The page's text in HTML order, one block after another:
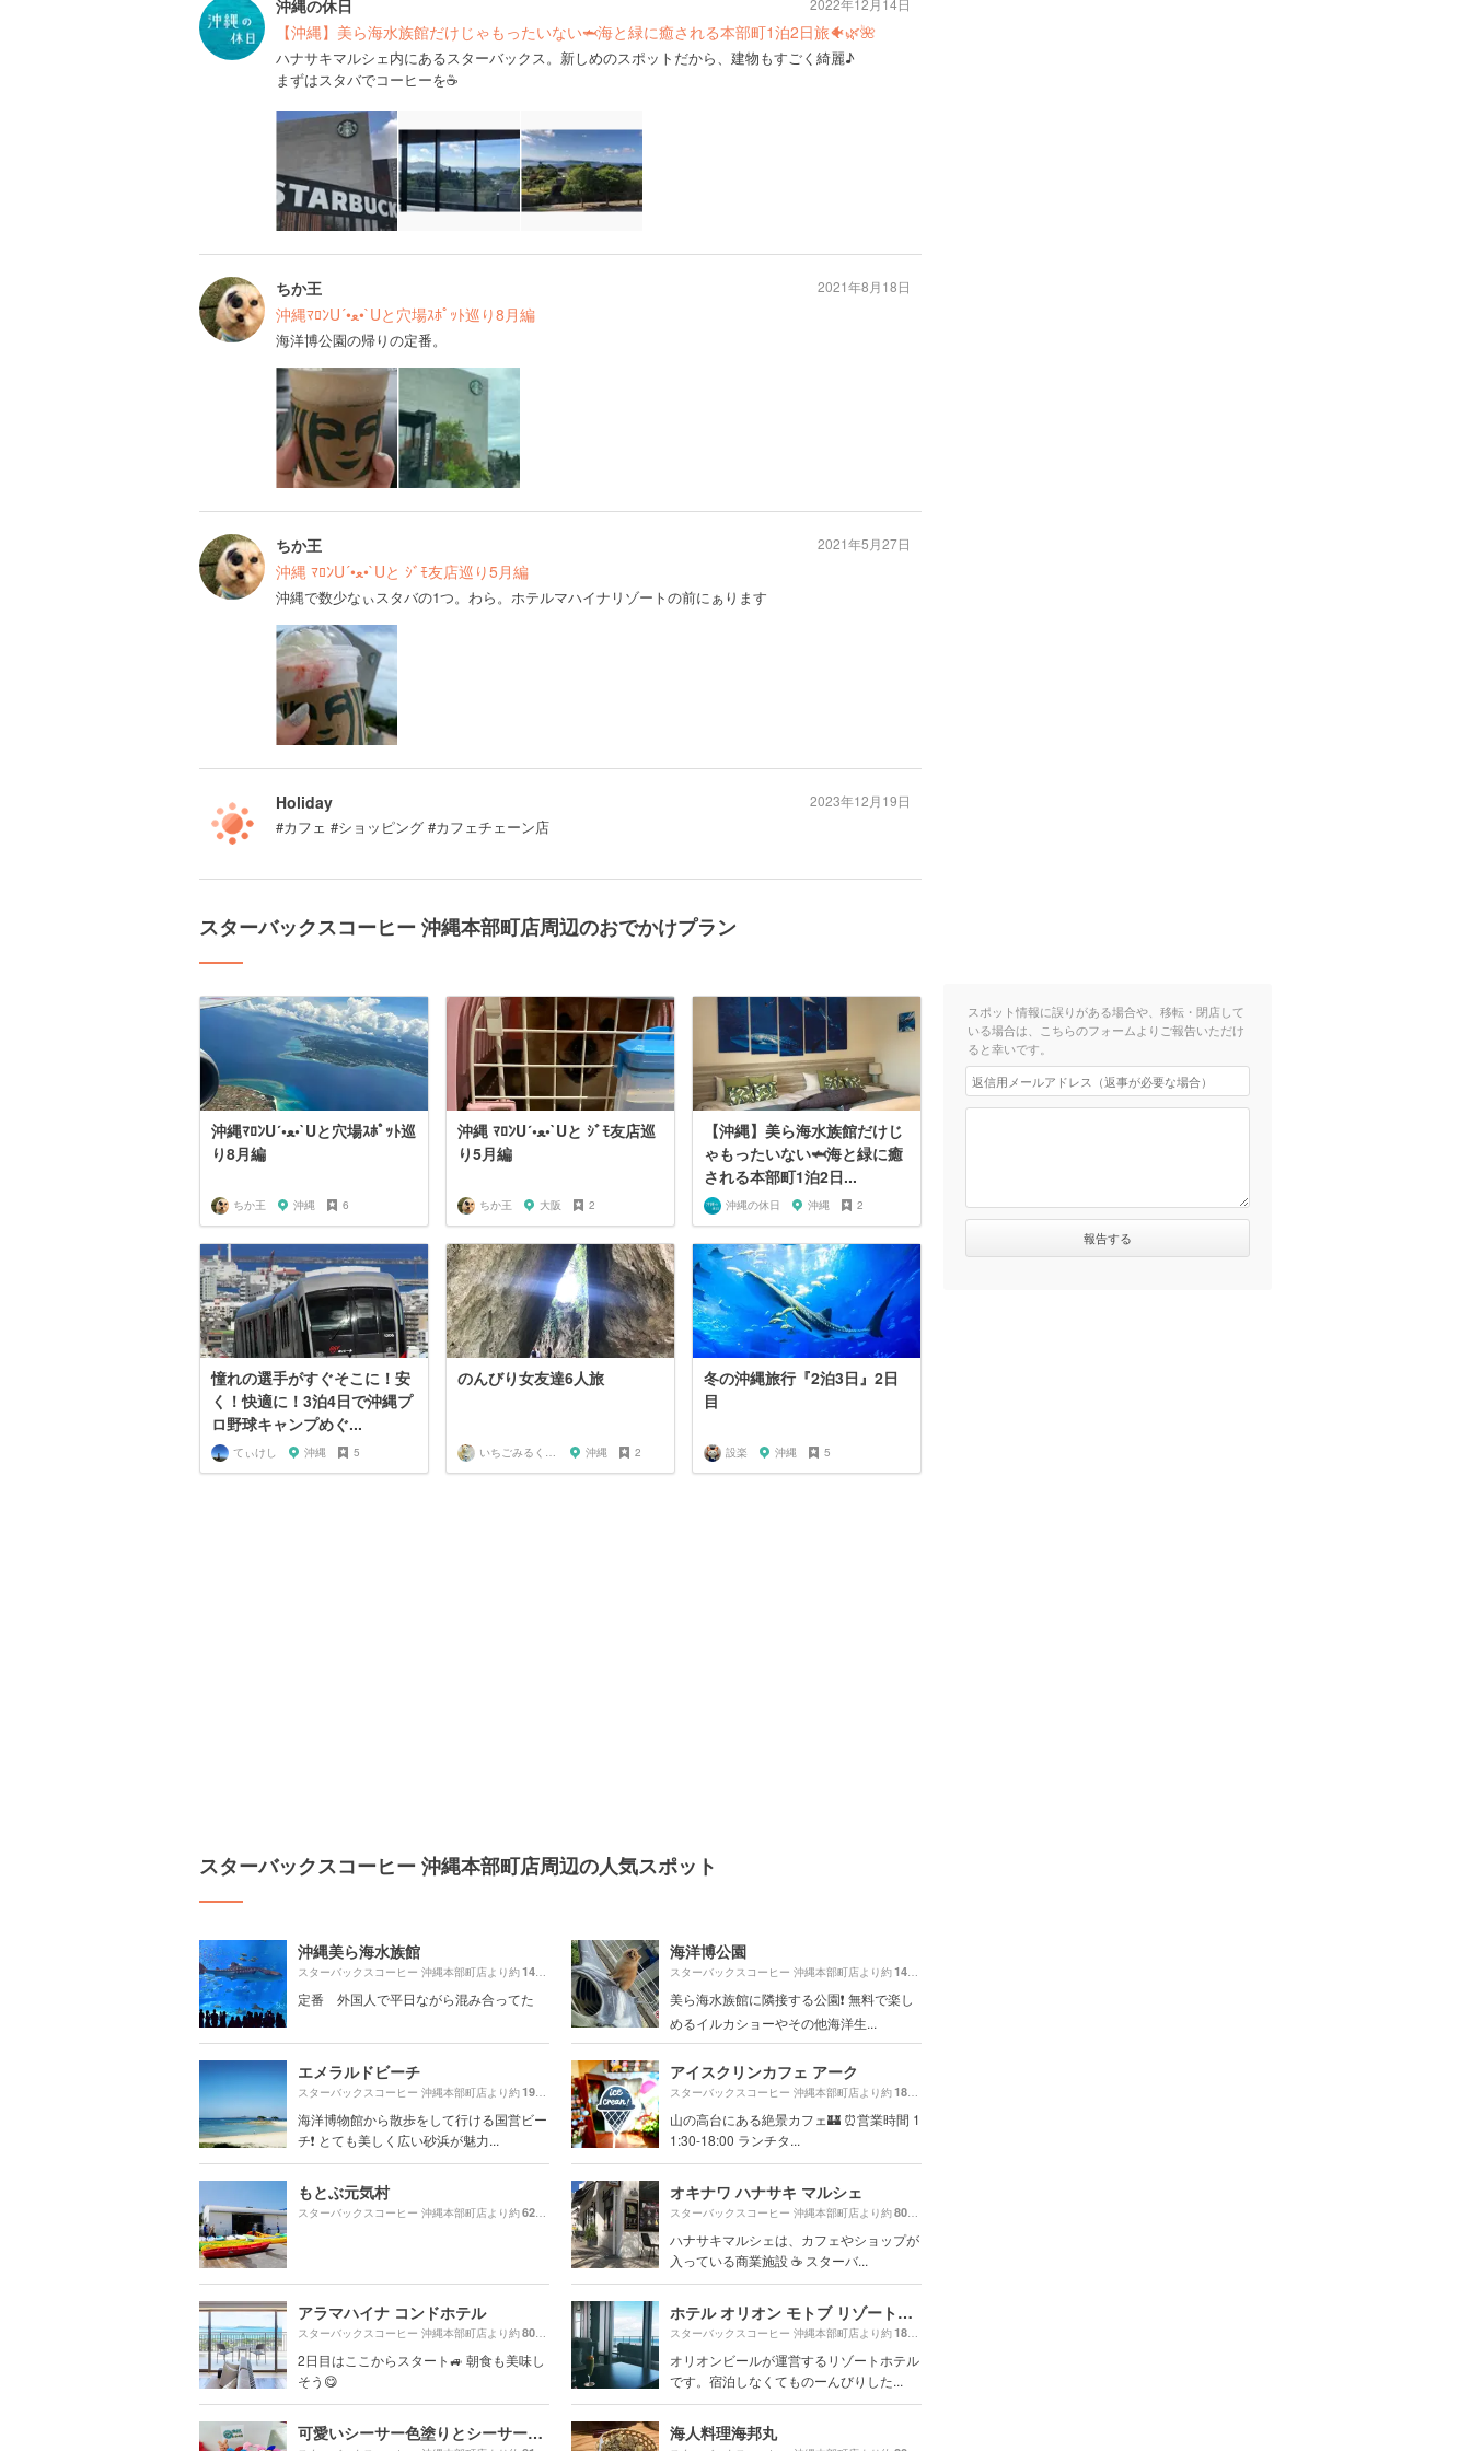
沖縄の休日
【沖縄】美ら海水族館だけじゃもったいない🦈海と緑に癒される本部町1泊2日旅🐠🌿🌺
ハナサキマルシェ内にあるスターバックス。新しめのスポットだから、建物もすごく綺麗♪
まずはスタバでコーヒーを☕️
2022年12月14日
ちか王
沖縄ﾏﾛﾝU´•ﻌ•`Uと穴場ｽﾎﾟｯﾄ巡り8月編
海洋博公園の帰りの定番。
2021年8月18日
ちか王
沖縄 ﾏﾛﾝU´•ﻌ•`Uと ｼﾞﾓ友店巡り5月編
沖縄で数少なぃスタバの1つ。わら。ホテルマハイナリゾートの前にぁります
2021年5月27日
Holiday
#カフェ #ショッピング #カフェチェーン店
2023年12月19日
スターバックスコーヒー 沖縄本部町店周辺のおでかけプラン
沖縄ﾏﾛﾝU´•ﻌ•`Uと穴場ｽﾎﾟｯﾄ巡
り8月編
ちか王 沖縄 6
沖縄 ﾏﾛﾝU´•ﻌ•`Uと ｼﾞﾓ友店巡
り5月編
ちか王 大阪 2
【沖縄】美ら海水族館だけじ
ゃもったいない🦈海と緑に癒
される本部町1泊2日...
沖縄の休日 沖縄 2
憧れの選手がすぐそこに！安
く！快適に！3泊4日で沖縄プ
ロ野球キャンプめぐ...
てぃけし 沖縄 5
のんびり女友達6人旅
いちごみるく0707 沖縄 2
冬の沖縄旅行『2泊3日』2日
目
設楽 沖縄 5
スターバックスコーヒー 沖縄本部町店周辺の人気スポット
沖縄美ら海水族館
スターバックスコーヒー 沖縄本部町店より約1470m （徒歩25分）
定番 外国人で平日ながら混み合ってた
海洋博公園
スターバックスコーヒー 沖縄本部町店より約1490m
美ら海水族館に隣接する公園❗️ 無料で楽し
めるイルカショーやその他海洋生...
エメラルドビーチ
スターバックスコーヒー 沖縄本部町店より約1940m （徒歩33分）
海洋博物館から散歩をして行ける国営ビー
チ❗️ とても美しく広い砂浜が魅力...
アイスクリンカフェ アーク
スターバックスコーヒー 沖縄本部町店より約1820m
山の高台にある絶景カフェ🏰 ⏰営業時間 1
1:30-18:00 ランチタ...
もとぶ元気村
スターバックスコーヒー 沖縄本部町店より約620m （徒歩11分）
オキナワ ハナサキ マルシェ
スターバックスコーヒー 沖縄本部町店より約80m
ハナサキマルシェは、カフェやショップが
入っている商業施設 ☕️ スターバ...
アラマハイナ コンドホテル
スターバックスコーヒー 沖縄本部町店より約80m （徒歩2分）
2日目はここからスタート🚙 朝食も美味し
そう😋
ホテル オリオン モトブ リゾート＆スパ
スターバックスコーヒー 沖縄本部町店より約1880m
オリオンビールが運営するリゾートホテル
です。宿泊しなくてものーんびりした...
可愛いシーサー色塗りとシーサー作り体験専門工房 瀬底島まいまいシーサー 美ら海店 海人料理海邦丸
スポット情報に誤りがある場合や、移転・閉店して
いる場合は、こちらのフォームよりご報告いただけ
ると幸いです。